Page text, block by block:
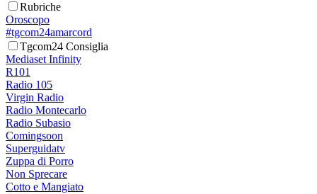
Rubriche
Oroscopo
#tgcom24amarcord
Tgcom24 Consiglia
Mediaset Infinity
R101
Radio 105
Virgin Radio
Radio Montecarlo
Radio Subasio
Comingsoon
Superguidatv
Zuppa di Porro
Non Sprecare
Cotto e Mangiato